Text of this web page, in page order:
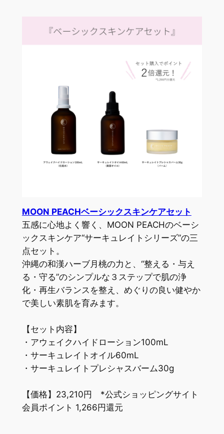
MOON PEACHベーシックスキンケアセット
五感に心地よく響く、MOON PEACHのベーシ
ックスキンケア“サーキュレイトシリーズ”の三
点セット。
沖縄の和漢ハーブ月桃の力と、“整える・与え
る・守る”のシンプルな３ステップで肌の浄
化・再生バランスを整え、めぐりの良い健やか
で美しい素肌を育みます。
【セット内容】
・アウェイクハイドローション100mL
・サーキュレイトオイル60mL
・サーキュレイトプレシャスバーム30g
【価格】23,210円 *公式ショッピングサイト
会員ポイント 1,266円還元